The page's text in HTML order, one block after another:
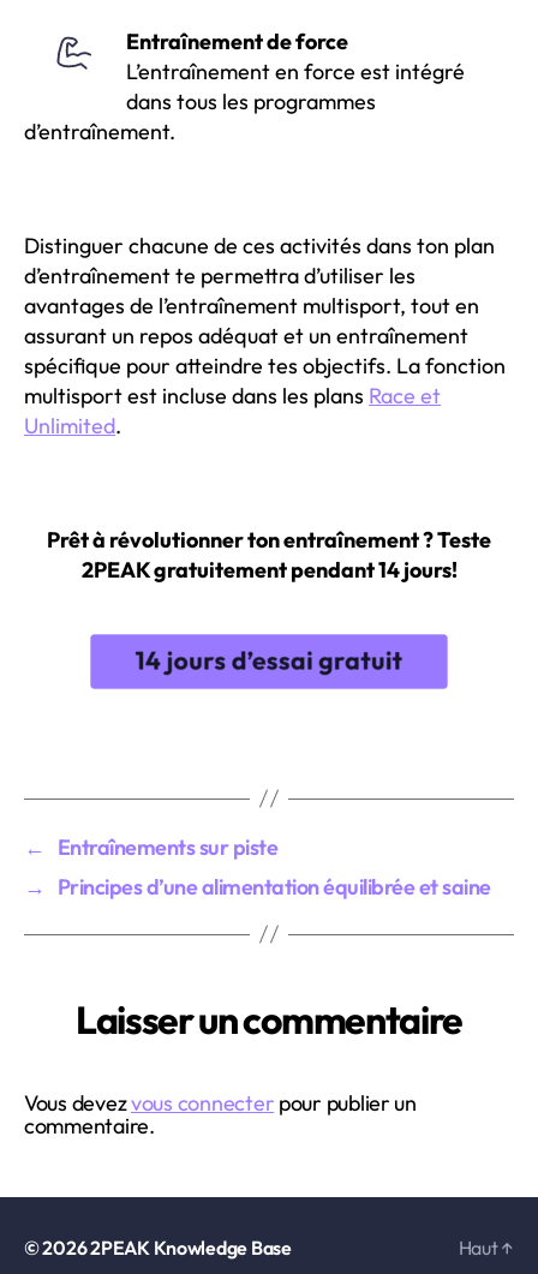
Entraînement de force
L’entraînement en force est intégré
dans tous les programmes
d’entraînement.
Distinguer chacune de ces activités dans ton plan
d’entraînement te permettra d’utiliser les
avantages de l’entraînement multisport, tout en
assurant un repos adéquat et un entraînement
spécifique pour atteindre tes objectifs. La fonction
multisport est incluse dans les plans Race et
Unlimited.
Prêt à révolutionner ton entraînement ? Teste
2PEAK gratuitement pendant 14 jours!
←
Entraînements sur piste
→
Principes d’une alimentation équilibrée et saine
Laisser un commentaire
Vous devezvous connecter pour publier un
commentaire.
© 20262PEAK Knowledge Base Haut↑